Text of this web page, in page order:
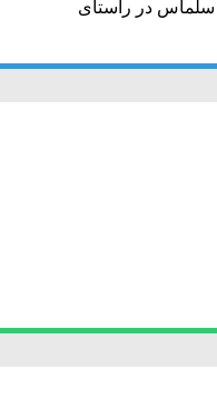
سلماس در راستای